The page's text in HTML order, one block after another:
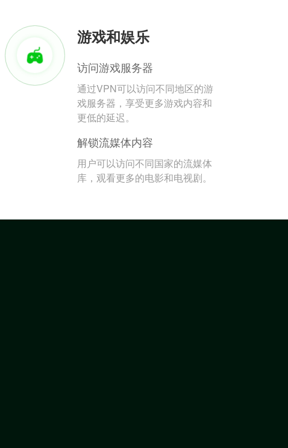
游戏和娱乐
访问游戏服务器
通过VPN可以访问不同地区的游
戏服务器，享受更多游戏内容和
更低的延迟。
解锁流媒体内容
用户可以访问不同国家的流媒体
库，观看更多的电影和电视剧。